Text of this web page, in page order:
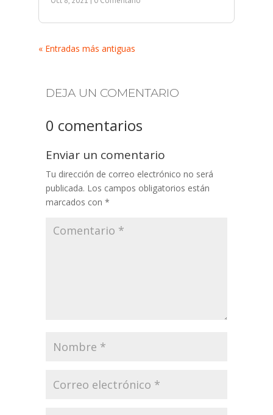
« Entradas más antiguas
DEJA UN COMENTARIO
0 comentarios
Enviar un comentario
Tu dirección de correo electrónico no será
publicada. Los campos obligatorios están
marcados con *